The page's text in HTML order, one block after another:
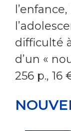
difficulté
d’un «
256 p., 16